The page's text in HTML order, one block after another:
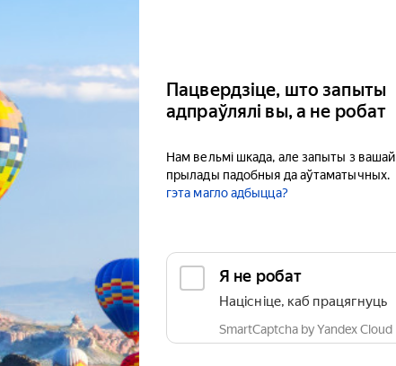
Пацвердзіце, што запыты
адпраўлялі вы, а не робат
Нам вельмі шкада, але запыты з вашай
прылады падобныя да аўтаматычных.
гэта магло адбыцца?
Я не робат
Націсніце, каб працягнуць
SmartCaptcha by Yandex Cloud